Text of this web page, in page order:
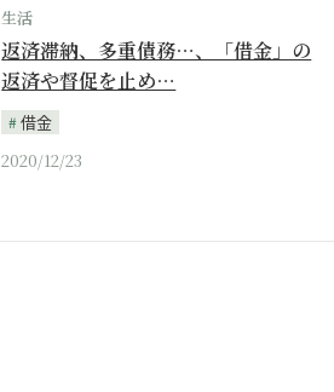
生活
返済滞納、多重債務…、「借金」の
返済や督促を止め…
借金
2020/12/23